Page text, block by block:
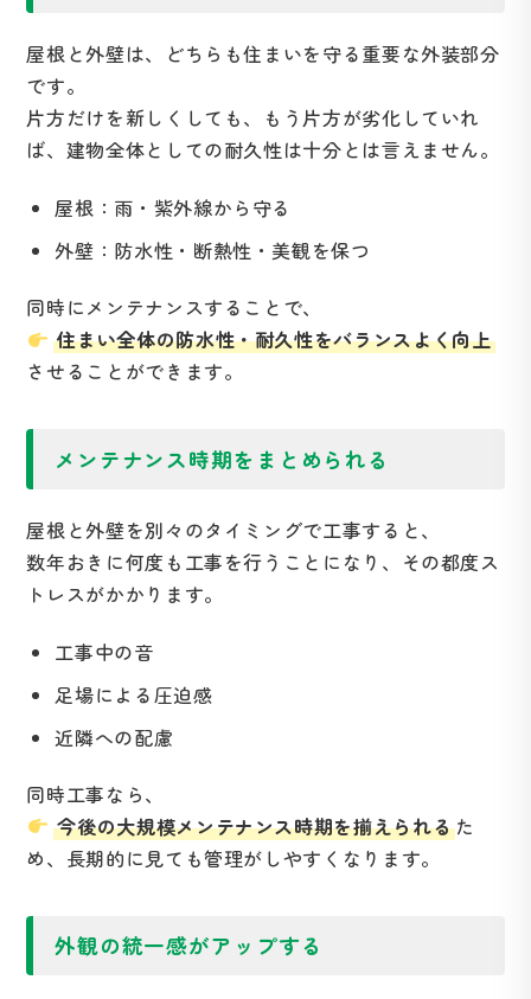
屋根と外壁は、どちらも住まいを守る重要な外装部分
です。
片方だけを新しくしても、もう片方が劣化していれ
ば、建物全体としての耐久性は十分とは言えません。
屋根：雨・紫外線から守る
外壁：防水性・断熱性・美観を保つ
同時にメンテナンスすることで、
住まい全体の防水性・耐久性をバランスよく向上
させることができます。
メンテナンス時期をまとめられる
屋根と外壁を別々のタイミングで工事すると、
数年おきに何度も工事を行うことになり、その都度ス
トレスがかかります。
工事中の音
足場による圧迫感
近隣への配慮
同時工事なら、
今後の大規模メンテナンス時期を揃えられるた
め、長期的に見ても管理がしやすくなります。
外観の統一感がアップする